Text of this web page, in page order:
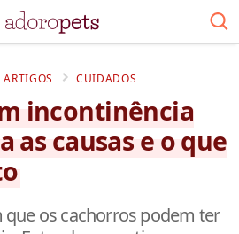
ARTIGOS CUIDADOS
incontinência
as causas e o que
que os cachorros podem ter